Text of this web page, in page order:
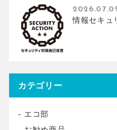
情報セキュ
カテゴリー
エコ部